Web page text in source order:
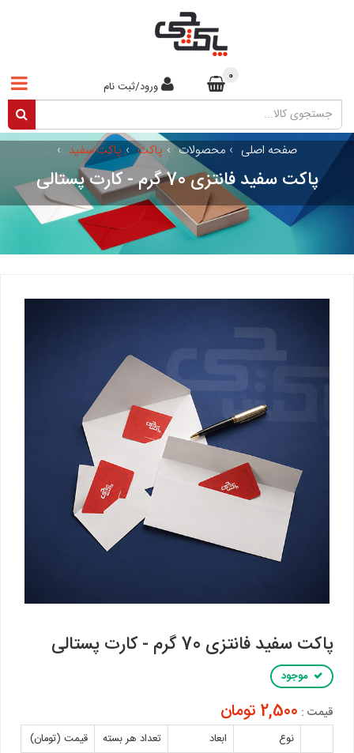
ورود/ثبت نام
0
صفحه اصلی › محصولات › پاکت › پاکت سفید ›
پاکت سفید فانتزی 70 گرم - کارت پستالی
پاکت سفید فانتزی 70 گرم - کارت پستالی
موجود
قیمت : 2,500 تومان
نوع ابعاد تعداد هر بسته
قیمت (تومان)